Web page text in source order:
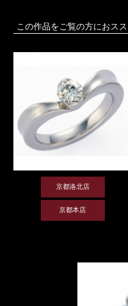
この作品をご覧の方におスス
京都洛北店
京都本店